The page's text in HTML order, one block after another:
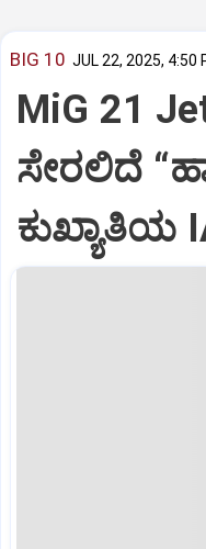
BIG 10 JUL 22, 2025, 4:50
MiG 21
ಸೇರಲಿದೆ
ಕುಖ್ಯಾತಿಯ